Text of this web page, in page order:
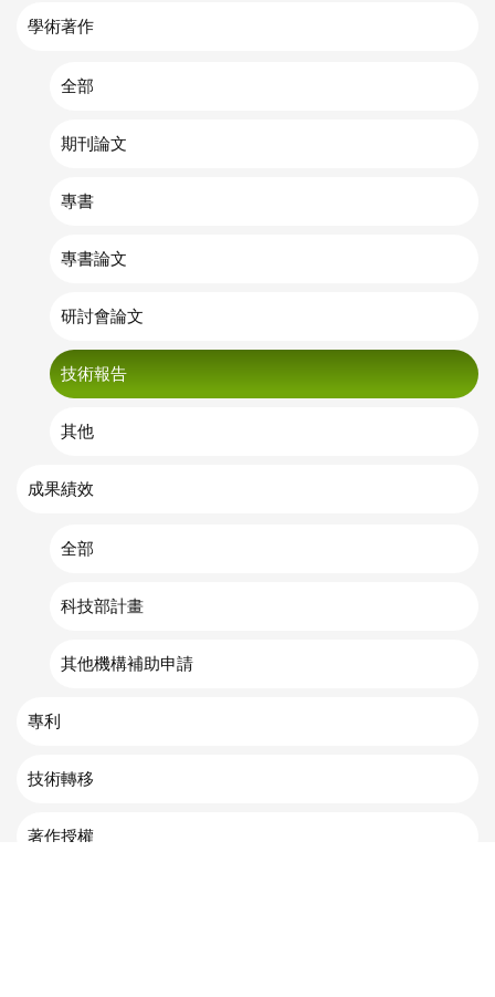
學術著作
全部
期刊論文
專書
專書論文
研討會論文
技術報告
其他
成果績效
全部
科技部計畫
其他機構補助申請
專利
技術轉移
著作授權